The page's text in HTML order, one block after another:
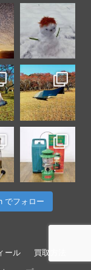
でフォロー
ール 買取方法